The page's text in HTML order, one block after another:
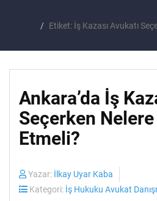
Etiket: İş Kazası Avukatı
Ankara’da İş
Seçerken
Etmeli?
Yazar: İlkay Uyar Kaba
Kategori: İş Hukuku Avukat